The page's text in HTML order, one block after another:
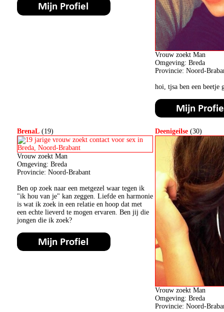
Vrouw zoekt Man
Omgeving: Breda
Provincie: Noord-
hoi, tjsa ben een beetje
BrenaL (19)
Vrouw zoekt Man
Omgeving: Breda
Provincie: Noord-Brabant
Ben op zoek naar een metgezel waar tegen ik
"ik hou van je" kan zeggen. Liefde en harmonie
is wat ik zoek in een relatie en hoop dat met
een echte lieverd te mogen ervaren. Ben jij die
jongen die ik zoek?
Deenigeilse (30)
Vrouw zoekt Man
Omgeving: Breda
Provincie: Noord-